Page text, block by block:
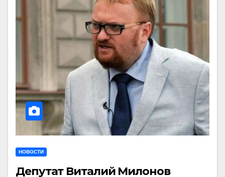
НОВОСТИ
Депутат Виталий Милонов